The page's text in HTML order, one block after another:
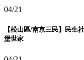
04/21
【松山區/南京三民】民生
堡世家